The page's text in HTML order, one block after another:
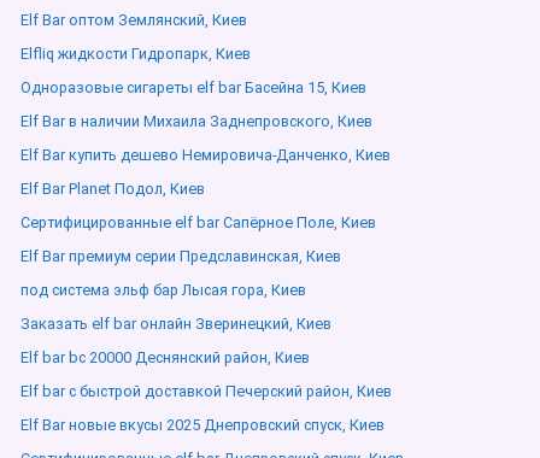
Elf Bar оптом Землянский, Киев
Elfliq жидкости Гидропарк, Киев
Одноразовые сигареты elf bar Басейна 15, Киев
Elf Bar в наличии Михаила Заднепровского, Киев
Elf Bar купить дешево Немировича-Данченко, Киев
Elf Bar Planet Подол, Киев
Сертифицированные elf bar Сапёрное Поле, Киев
Elf Bar премиум серии Предславинская, Киев
под система эльф бар Лысая гора, Киев
Заказать elf bar онлайн Зверинецкий, Киев
Elf bar bc 20000 Деснянский район, Киев
Elf bar с быстрой доставкой Печерский район, Киев
Elf Bar новые вкусы 2025 Днепровский спуск, Киев